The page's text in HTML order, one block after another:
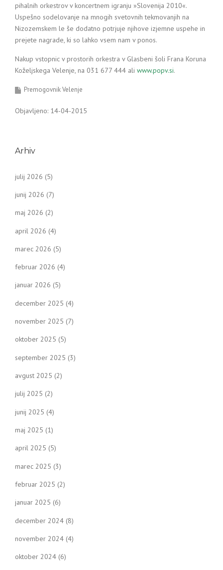
pihalnih orkestrov v koncertnem igranju »Slovenija 2010«.
Uspešno sodelovanje na mnogih svetovnih tekmovanjih na
Nizozemskem le še dodatno potrjuje njihove izjemne uspehe in
prejete nagrade, ki so lahko vsem nam v ponos.
Nakup vstopnic v prostorih orkestra v Glasbeni šoli Frana Koruna
Koželjskega Velenje, na 031 677 444 ali www.popv.si.
Premogovnik Velenje
Objavljeno: 14-04-2015
Arhiv
julij 2026 (5)
junij 2026 (7)
maj 2026 (2)
april 2026 (4)
marec 2026 (5)
februar 2026 (4)
januar 2026 (5)
december 2025 (4)
november 2025 (7)
oktober 2025 (5)
september 2025 (3)
avgust 2025 (2)
julij 2025 (2)
junij 2025 (4)
maj 2025 (1)
april 2025 (5)
marec 2025 (3)
februar 2025 (2)
januar 2025 (6)
december 2024 (8)
november 2024 (4)
oktober 2024 (6)